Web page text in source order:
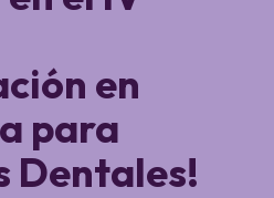
en
para
Dentales!